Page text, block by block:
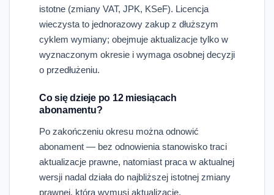
istotne (zmiany VAT, JPK, KSeF). Licencja
wieczysta to jednorazowy zakup z dłuższym
cyklem wymiany; obejmuje aktualizacje tylko w
wyznaczonym okresie i wymaga osobnej decyzji
o przedłużeniu.
Co się dzieje po 12 miesiącach
abonamentu?
Po zakończeniu okresu można odnowić
abonament — bez odnowienia stanowisko traci
aktualizacje prawne, natomiast praca w aktualnej
wersji nadal działa do najbliższej istotnej zmiany
prawnej, która wymusi aktualizację.